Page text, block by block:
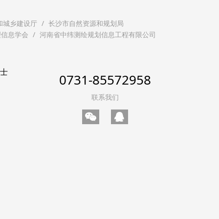
城乡建设厅
长沙市自然资源和规划局
息学会
河南省中纬测绘规划信息工程有限公司
0731-85572958
联系我们